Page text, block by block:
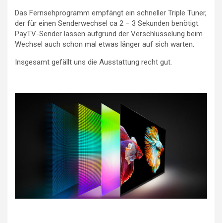
Das Fernsehprogramm empfängt ein schneller Triple Tuner,
der für einen Senderwechsel ca 2 – 3 Sekunden benötigt.
PayTV-Sender lassen aufgrund der Verschlüsselung beim
Wechsel auch schon mal etwas länger auf sich warten.
Insgesamt gefällt uns die Ausstattung recht gut.